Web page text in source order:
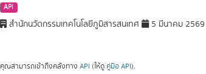
API
สำนักนวัตกรรมเทคโนโลยีภูมิสารสนเทศ 5 มีนาคม 2569
คุณสามารถเข้าถึงคลังทาง API (ให้ดู คู่มือ API).